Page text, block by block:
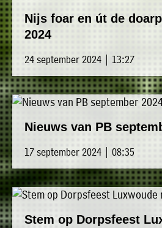
Nijs foar en út de
2024
24 september 2024 | 13:27
Nieuws van PB
17 september 2024 | 08:35
Stem op Dorpsfeest